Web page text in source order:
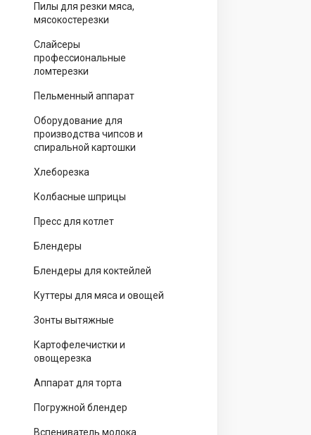
Пилы для резки мяса,
мясокостерезки
Слайсеры
профессиональные
ломтерезки
Пельменный аппарат
Оборудование для
производства чипсов и
спиральной картошки
Хлеборезка
Колбасные шприцы
Пресс для котлет
Блендеры
Блендеры для коктейлей
Куттеры для мяса и овощей
Зонты вытяжные
Картофелечистки и
овощерезка
Аппарат для торта
Погружной блендер
Вспениватель молока.